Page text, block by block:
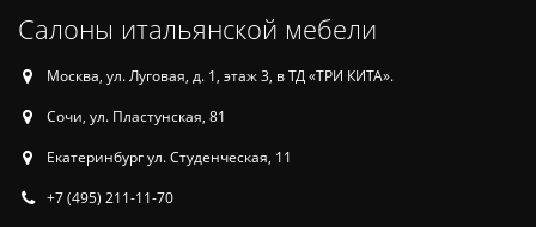
Салоны итальянской мебели
Москва, ул. Луговая, д. 1, этаж 3, в ТД «ТРИ КИТА».
Сочи, ул. Пластунская, 81
Екатеринбург ул. Студенческая, 11
+7 (495) 211-11-70